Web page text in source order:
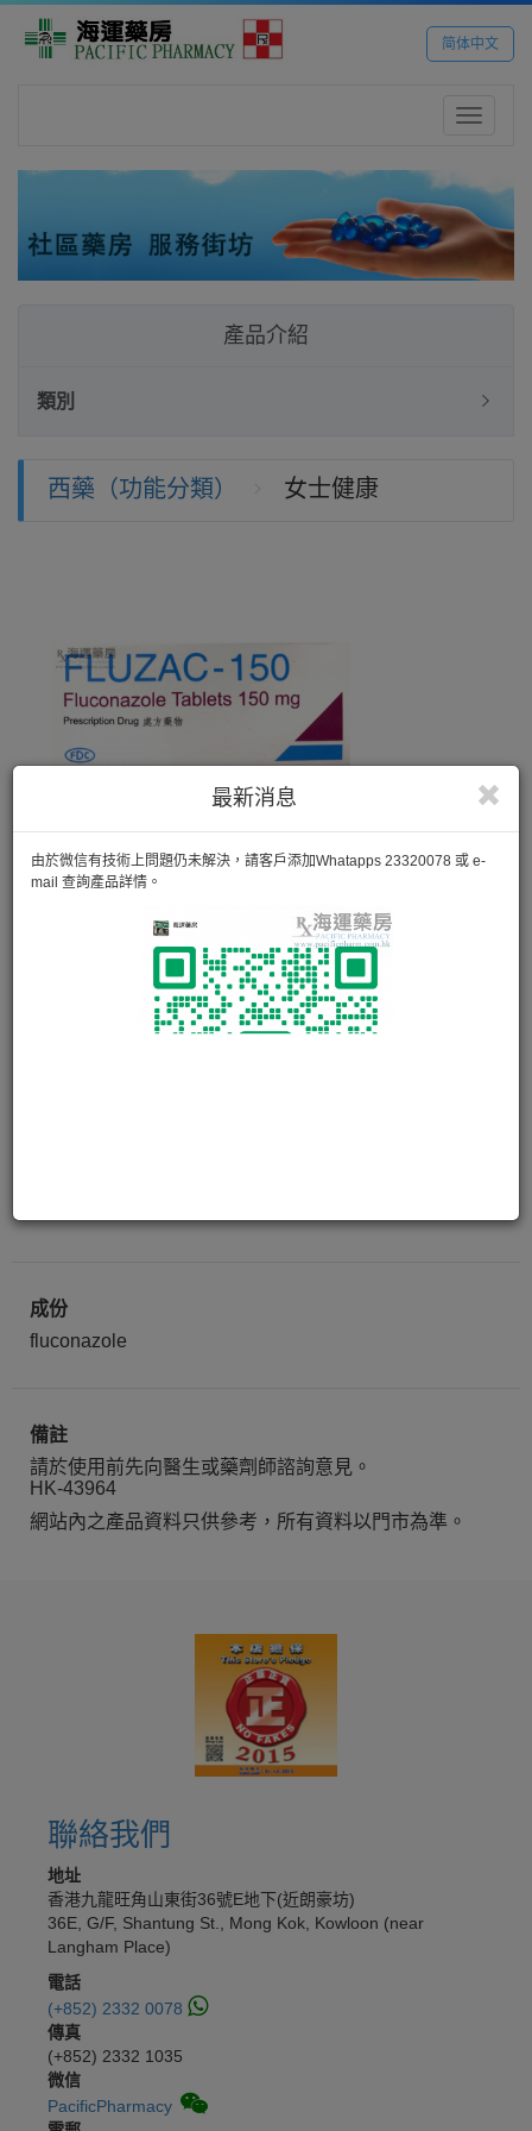
简体中文
Toggle
最新消息
由於微信有技術上問題仍未解決，請客戶添加Whatapps 23320078 或 e-
mail 查詢產品詳情。
產品介紹
類別
西藥（功能分類） 女士健康
成份
fluconazole
備註
請於使用前先向醫生或藥劑師諮詢意見。
HK-43964
網站內之產品資料只供參考，所有資料以門市為準。
聯絡我們
地址
香港九龍旺角山東街36號E地下(近朗豪坊)
36E, G/F, Shantung St., Mong Kok, Kowloon (near
Langham Place)
電話
(+852) 2332 0078
傳真
(+852) 2332 1035
微信
PacificPharmacy